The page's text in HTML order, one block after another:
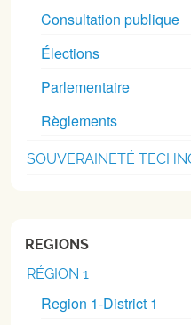
Consultation publique
Élections
Parlementaire
Règlements
SOUVERAINETÉ
REGIONS
RÉGION 1
Region 1-District 1